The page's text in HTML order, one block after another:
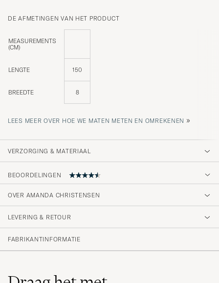
DE AFMETINGEN VAN HET PRODUCT
MEASUREMENTS
(CM)
LENGTE 150
BREEDTE 8
LEES MEER OVER HOE WE MATEN METEN EN OMREKENEN »
VERZORGING & MATERIAAL
BEOORDELINGEN
4.5
(14)
(2)
OVER AMANDA CHRISTENSEN
LEVERING & RETOUR
FABRIKANTINFORMATIE